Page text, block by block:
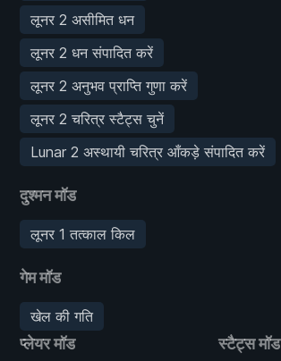
लूनर 2 असीमित धन
लूनर 2 धन संपादित करें
लूनर 2 अनुभव प्राप्ति गुणा करें
लूनर 2 चरित्र स्टैट्स चुनें
Lunar 2 अस्थायी चरित्र आँकड़े संपादित करें
दुश्मन मॉड
लूनर 1 तत्काल किल
गेम मॉड
खेल की गति
प्लेयर मॉड स्टैट्स मॉड